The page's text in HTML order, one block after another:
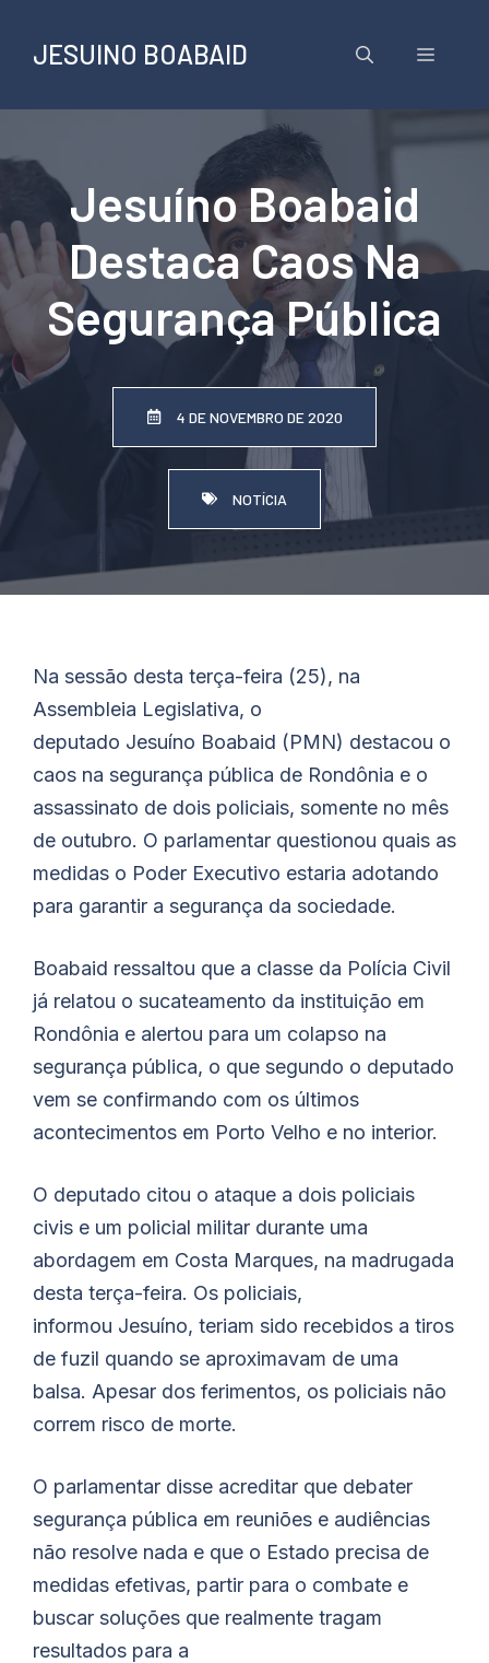
conteúdo
JESUINO BOABAID Menu
Jesuíno Boabaid
Destaca Caos Na
Segurança Pública
4 DE NOVEMBRO DE 2020
NOTÍCIA
Na sessão desta terça-feira (25), na
Assembleia Legislativa, o
deputado Jesuíno Boabaid (PMN) destacou o
caos na segurança pública de Rondônia e o
assassinato de dois policiais, somente no mês
de outubro. O parlamentar questionou quais as
medidas o Poder Executivo estaria adotando
para garantir a segurança da sociedade.
Boabaid ressaltou que a classe da Polícia Civil
já relatou o sucateamento da instituição em
Rondônia e alertou para um colapso na
segurança pública, o que segundo o deputado
vem se confirmando com os últimos
acontecimentos em Porto Velho e no interior.
O deputado citou o ataque a dois policiais
civis e um policial militar durante uma
abordagem em Costa Marques, na madrugada
desta terça-feira. Os policiais,
informou Jesuíno, teriam sido recebidos a tiros
de fuzil quando se aproximavam de uma
balsa. Apesar dos ferimentos, os policiais não
correm risco de morte.
O parlamentar disse acreditar que debater
segurança pública em reuniões e audiências
não resolve nada e que o Estado precisa de
medidas efetivas, partir para o combate e
buscar soluções que realmente tragam
resultados para a